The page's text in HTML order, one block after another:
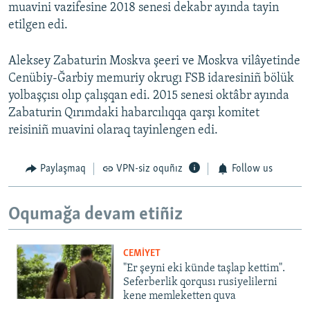
muavini vazifesine 2018 senesi dekabr ayında tayin
etilgen edi.
Aleksey Zabaturin Moskva şeeri ve Moskva vilâyetinde
Cenübiy-Ğarbiy memuriy okrugı FSB idaresiniñ bölük
yolbaşçısı olıp çalışqan edi. 2015 senesi oktâbr ayında
Zabaturin Qırımdaki habarcılıqqa qarşı komitet
reisiniñ muavini olaraq tayinlengen edi.
Paylaşmaq VPN-siz oquñız Follow us
Oqumağa devam etiñiz
CEMİYET
"Er şeyni eki künde taşlap kettim".
Seferberlik qorqusı rusiyelilerni
kene memleketten quva